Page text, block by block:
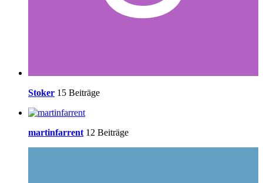
Stoker 15 Beiträge
martinfarrent 12 Beiträge